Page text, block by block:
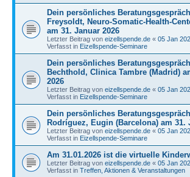
Dein persönliches
Freysoldt, Neuro-Somatic-Health-
am 31. Januar 2026
Letzter Beitrag von eizellspende.de « 05 Jan
Verfasst in Eizellspende-Seminare
Dein persönliches
Bechthold, Clinica Tambre (Madrid)
2026
Letzter Beitrag von eizellspende.de « 05 Jan
Verfasst in Eizellspende-Seminare
Dein persönliches
Rodríguez, Eugin (Barcelona) am 31.
Letzter Beitrag von eizellspende.de « 05 Jan
Verfasst in Eizellspende-Seminare
Am 31.01.2026 ist die virtuelle
Letzter Beitrag von eizellspende.de « 05 Jan
Verfasst in Treffen, Aktionen & Veranstaltungen